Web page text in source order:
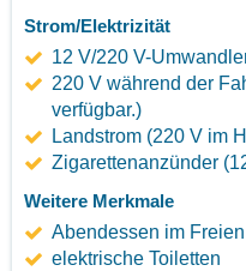
Strom/Elektrizität
12 V/220 V-
220 V während der
verfügbar.)
Landstrom (220 V im
Zigarettenanzünder
Weitere Merkmale
Abendessen im Freien
elektrische Toiletten